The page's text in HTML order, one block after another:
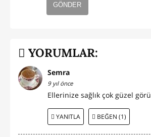
GÖNDER
YORUMLAR:
Semra
9 yıl önce
Ellerinize sağlık çok güzel
YANITLA BEĞEN (1)